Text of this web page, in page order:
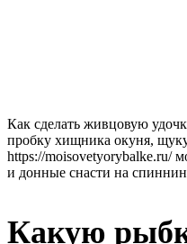
Как сделать живцовую
пробку хищника окуня,
https://moisovetyorybalke.ru/
и донные снасти на
Какую